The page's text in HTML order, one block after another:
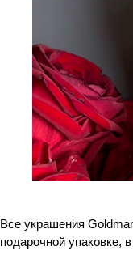
Все украшения
подарочной упаковке,